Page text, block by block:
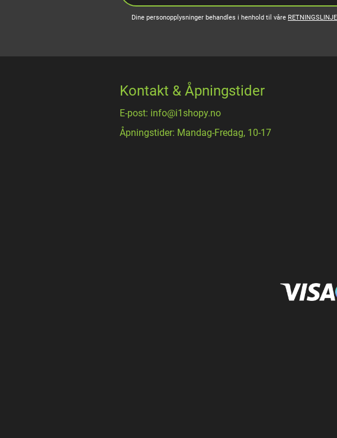
Dine personopplysninger behandles i henhold til våre
Kontakt & Åpningstider
E-post: info@i1shopy.no
Åpningstider: Mandag-Fredag, 10-17